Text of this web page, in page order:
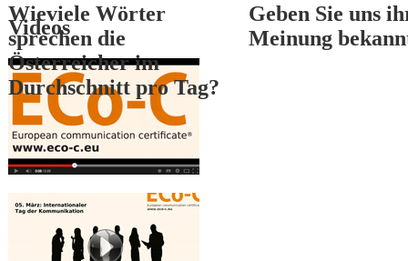
Wieviele Wörter
sprechen die
Österreicher im
Durchschnitt pro Tag?
Geben Sie uns
Meinung
3
Videos